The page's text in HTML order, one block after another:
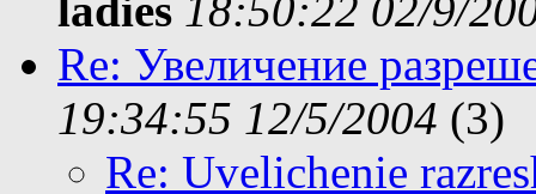
Re: Увеличение
19:34:55 12/5/2004 (3)
Re: Uvelichenie